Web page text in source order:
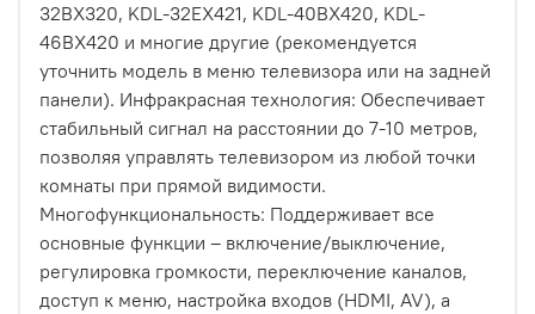
32BX320, KDL-32EX421, KDL-40BX420, KDL-
46BX420 и многие другие (рекомендуется
уточнить модель в меню телевизора или на задней
панели). Инфракрасная технология: Обеспечивает
стабильный сигнал на расстоянии до 7-10 метров,
позволяя управлять телевизором из любой точки
комнаты при прямой видимости.
Многофункциональность: Поддерживает все
основные функции – включение/выключение,
регулировка громкости, переключение каналов,
доступ к меню, настройка входов (HDMI, AV), а